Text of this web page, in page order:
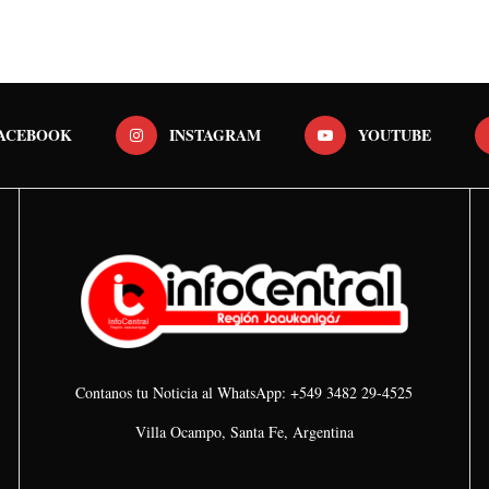
INSTAGRAM YOUTUBE
Contanos tu Noticia al WhatsApp: +549 3482 29-4525
Villa Ocampo, Santa Fe, Argentina